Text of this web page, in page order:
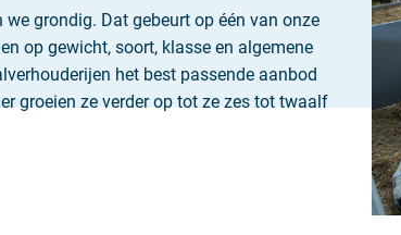
we grondig. Dat gebeurt op één van onze
op gewicht, soort, klasse en algemene
het best passende aanbod
groeien ze verder op tot ze zes tot twaalf